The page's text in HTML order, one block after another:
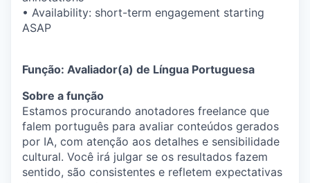
• Availability: short-term engagement starting
ASAP
Função: Avaliador(a) de Língua Portuguesa
Sobre a função
Estamos procurando anotadores freelance que
falem português para avaliar conteúdos gerados
por IA, com atenção aos detalhes e sensibilidade
cultural. Você irá julgar se os resultados fazem
sentido, são consistentes e refletem expectativas